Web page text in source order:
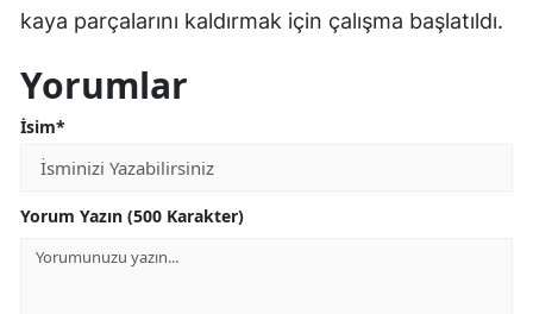
kaya parçalarını kaldırmak için çalışma başlatıldı.
Yorumlar
İsim*
Yorum Yazın (500 Karakter)